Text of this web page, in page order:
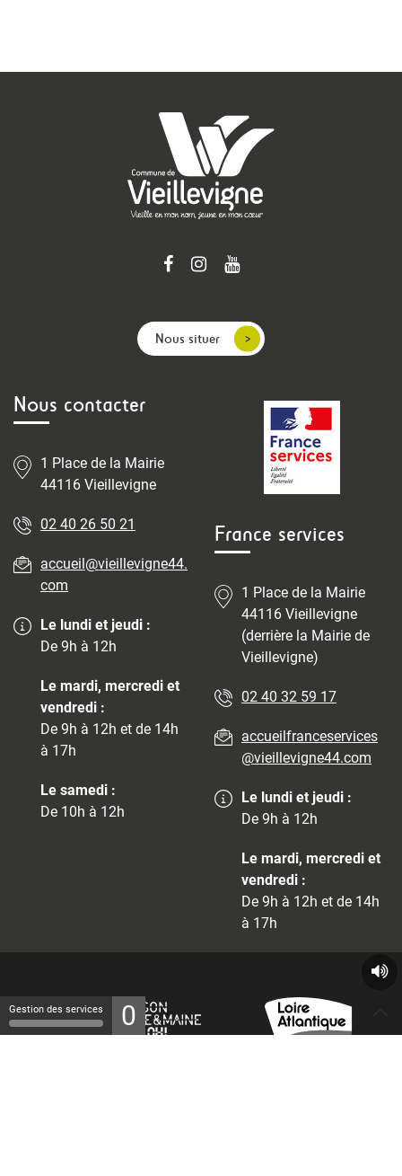
Nous situer
Nous contacter
1 Place de la Mairie
44116 Vieillevigne
02 40 26 50 21
accueil@vieillevigne44.
com
Le lundi et jeudi :
De 9h à 12h
Le mardi, mercredi et
vendredi :
De 9h à 12h et de 14h
à 17h
Le samedi :
De 10h à 12h
France services
1 Place de la Mairie
44116 Vieillevigne
(derrière la Mairie de
Vieillevigne)
02 40 32 59 17
accueilfranceservices
@vieillevigne44.com
Le lundi et jeudi :
De 9h à 12h
Le mardi, mercredi et
vendredi :
De 9h à 12h et de 14h
à 17h
Gestion des services 0